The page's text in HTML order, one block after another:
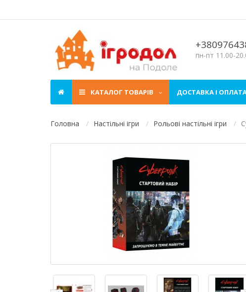
пн-пт 11.00-
КАТАЛОГ ТОВАРІВ ДОСТАВКА І
Головна Настільні ігри Рольові настільні ігри